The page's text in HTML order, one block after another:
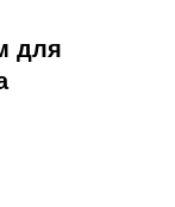
для